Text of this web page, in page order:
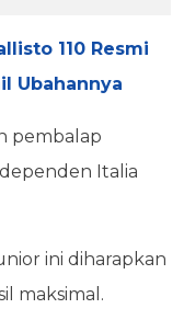
110 Resmi
Ubahannya
pembalap
Italia
ini diharapkan
maksimal.